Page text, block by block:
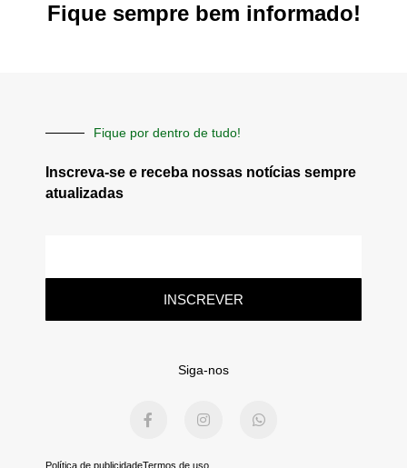
Fique sempre bem informado!
Fique por dentro de tudo!
Inscreva-se e receba nossas notícias sempre
atualizadas
INSCREVER
Siga-nos
a
n
h
Política de publicidadeTermos de uso